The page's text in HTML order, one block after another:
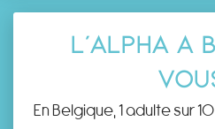
L’alpha a
En Belgique, 1 adulte sur